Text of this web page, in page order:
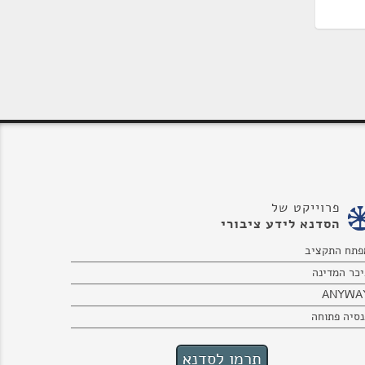
פרוייקט של
הסדנא לידע ציבורי
התקציב
המדינה
פתוחה